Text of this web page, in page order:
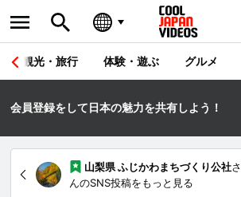
観光・旅行 体験・遊ぶ グルメ
会員登録をして日本の魅力を共有しよう！
山梨県 ふじかわまちづくり公社さ
んのSNS投稿をもっと見る